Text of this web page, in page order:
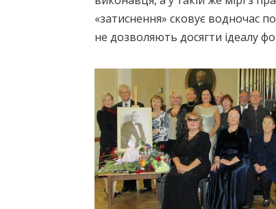
«затиснення» сковує водночас
не дозволяють досягти ідеалу